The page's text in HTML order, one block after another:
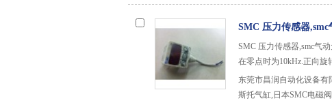
SMC 压力传感器,smc
SMC 压力传感器,smc气
在零点时为10kHz.正向旋
东莞市昌润自动化设备有
斯托气缸,日本SMC电磁